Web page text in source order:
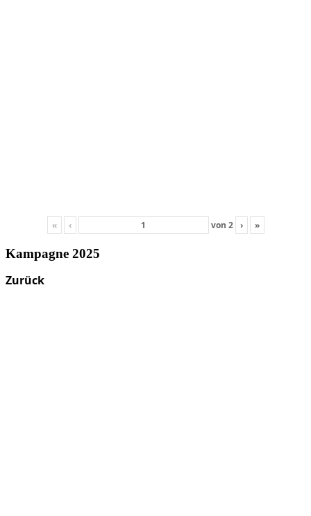
« ‹ von 2 › »
Kampagne 2025
Zurück